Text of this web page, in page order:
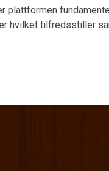
plattformen
hvilket tilfredsstiller